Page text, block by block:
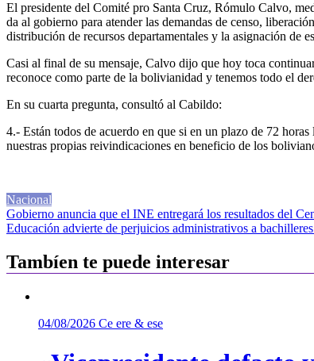
El presidente del Comité pro Santa Cruz, Rómulo Calvo,
da al gobierno para atender las demandas de censo,
distribución de recursos departamentales y la asignación de
Casi al final de su mensaje, Calvo dijo que hoy toca
reconoce como parte de la bolivianidad y tenemos todo el
En su cuarta pregunta, consultó al Cabildo:
4.- Están todos de acuerdo en que si en un plazo de 72
nuestras propias reivindicaciones en beneficio de los
Nacional
Navegación
de
entradas
Gobierno anuncia que el INE entregará los resultados del
Educación advierte de perjuicios administrativos a
Tambíen te puede interesar
04/08/2026 Ce ere & ese